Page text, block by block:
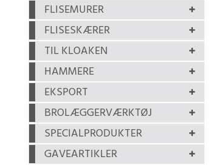
FLISEMURER
FLISESKÆRER
TIL KLOAKEN
HAMMERE
EKSPORT
BROLÆGGERVÆRKTØJ
SPECIALPRODUKTER
GAVEARTIKLER